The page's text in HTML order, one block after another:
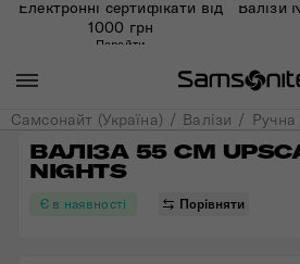
Електронні сертифікати від
1000 грн
Перейти
Валізи
Самсонайт (Україна) Валізи
Є в наявності Порівняти
ВАЛІЗА 55 СМ
NIGHTS